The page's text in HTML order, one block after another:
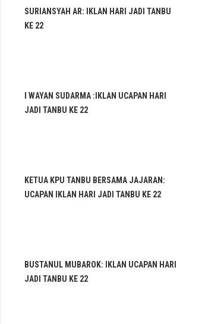
SURIANSYAH AR: IKLAN HARI JADI TANBU
KE 22
I WAYAN SUDARMA :IKLAN UCAPAN HARI
JADI TANBU KE 22
KETUA KPU TANBU BERSAMA JAJARAN:
UCAPAN IKLAN HARI JADI TANBU KE 22
BUSTANUL MUBAROK: IKLAN UCAPAN HARI
JADI TANBU KE 22